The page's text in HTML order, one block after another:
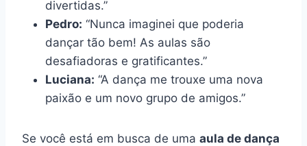
divertidas.”
Pedro: “Nunca imaginei que poderia
dançar tão bem! As aulas são
desafiadoras e gratificantes.”
Luciana: “A dança me trouxe uma nova
paixão e um novo grupo de amigos.”
Se você está em busca de uma aula de dança